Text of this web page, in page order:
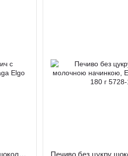
Печенье без сахара сендвич с шоколадной прослойкой Elgorriaga Elgo Vita, 180 г